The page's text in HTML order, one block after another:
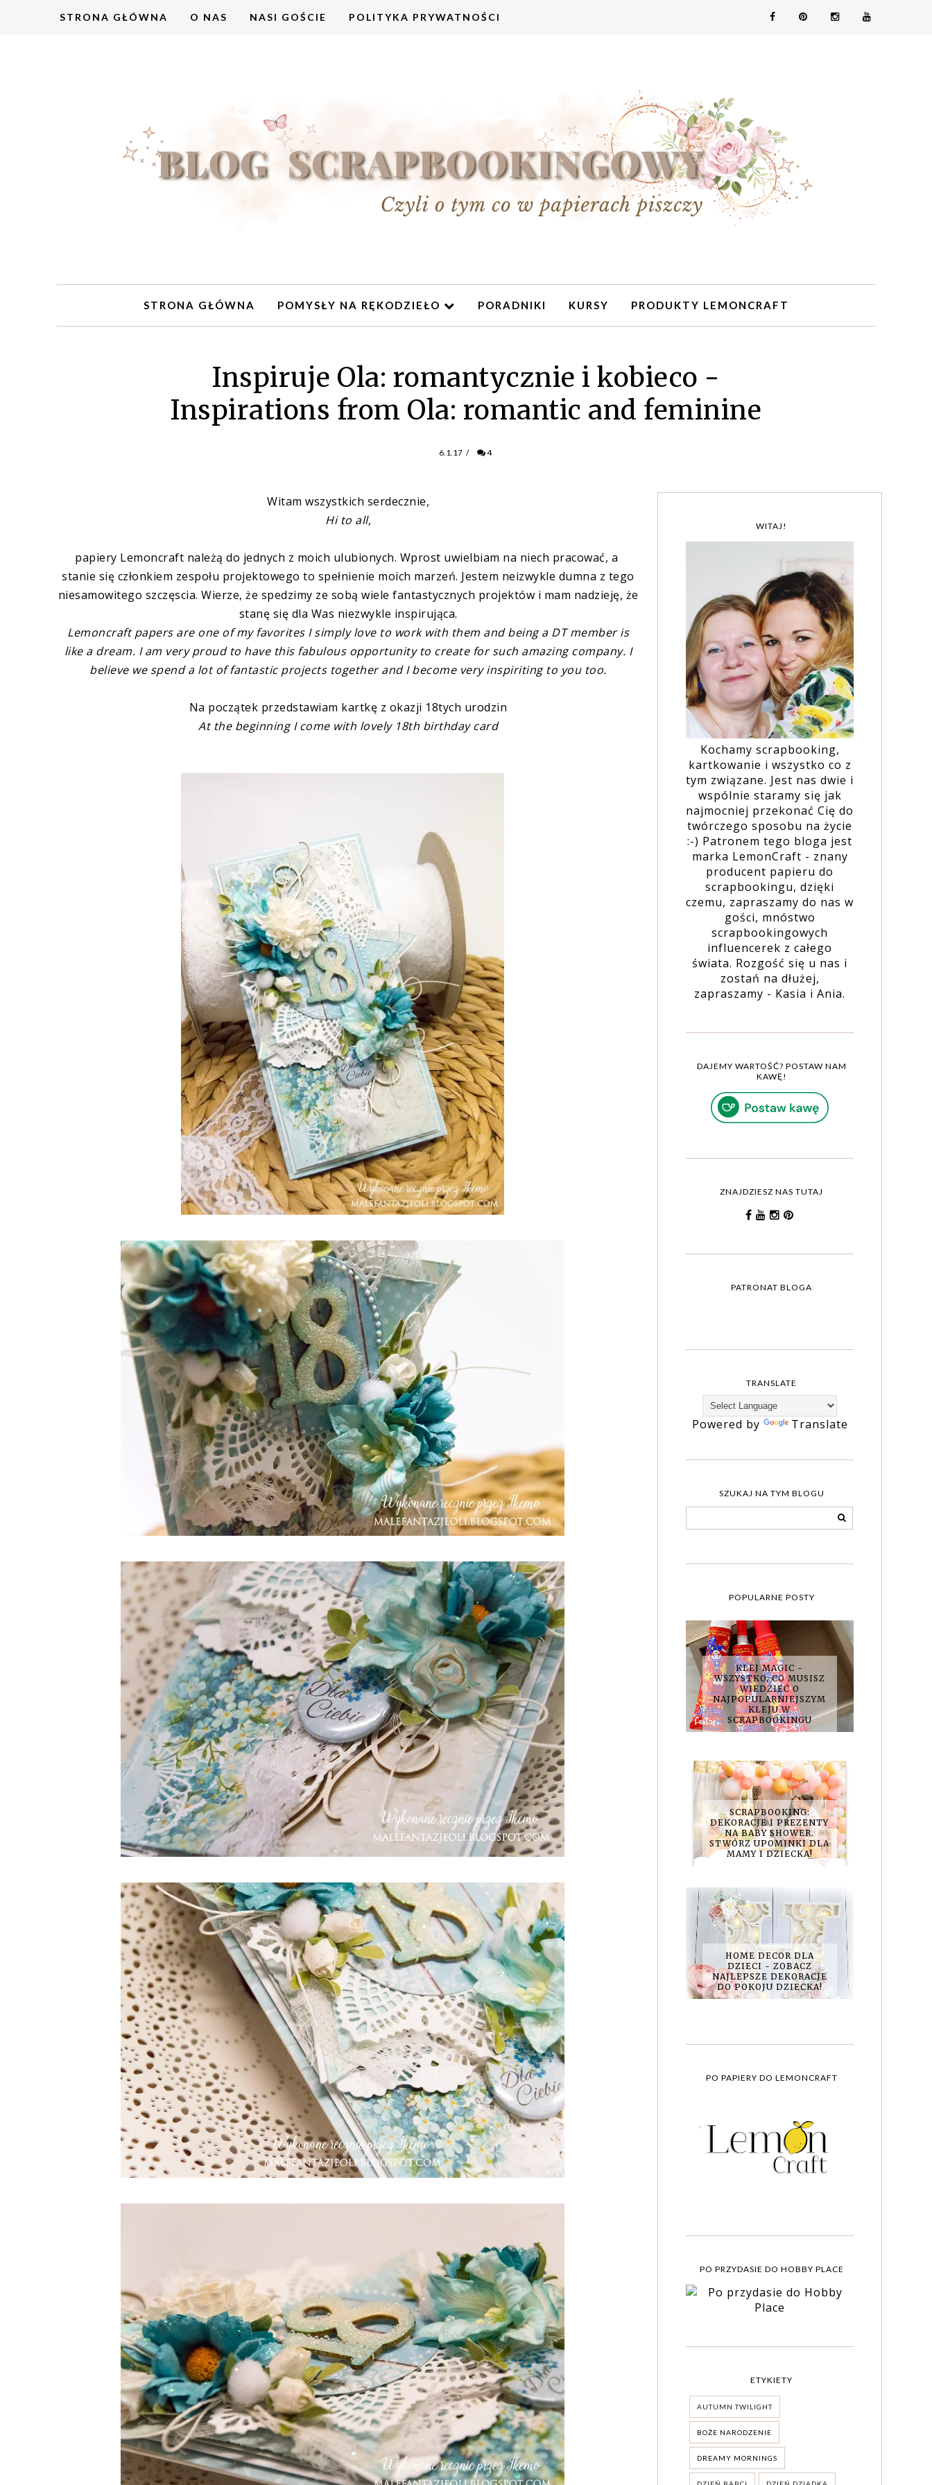
STRONA GŁÓWNA O NAS NASI GOŚCIE POLITYKA PRYWATNOŚCI
STRONA GŁÓWNA POMYSŁY NA RĘKODZIEŁO PORADNIKI KURSY PRODUKTY LEMONCRAFT
Inspiruje Ola: romantycznie i kobieco -
Inspirations from Ola: romantic and feminine
6.1.17 / 4
Witam wszystkich serdecznie,
Hi to all,
papiery Lemoncraft należą do jednych z moich ulubionych. Wprost uwielbiam na niech pracować, a
stanie się członkiem zespołu projektowego to spełnienie moich marzeń. Jestem neizwykle dumna z tego
niesamowitego szczęscia. Wierze, że spedzimy ze sobą wiele fantastycznych projektów i mam nadzieję, że
stanę się dla Was niezwykle inspirująca.
Lemoncraft papers are one of my favorites I simply love to work with them and being a DT member is
like a dream. I am very proud to have this fabulous opportunity to create for such amazing company. I
believe we spend a lot of fantastic projects together and I become very inspiriting to you too.
Na początek przedstawiam kartkę z okazji 18tych urodzin
At the beginning I come with lovely 18th birthday card
WITAJ!
Kochamy scrapbooking,
kartkowanie i wszystko co z
tym związane. Jest nas dwie i
wspólnie staramy się jak
najmocniej przekonać Cię do
twórczego sposobu na życie
:-) Patronem tego bloga jest
marka LemonCraft - znany
producent papieru do
scrapbookingu, dzięki
czemu, zapraszamy do nas w
gości, mnóstwo
scrapbookingowych
influencerek z całego
świata. Rozgość się u nas i
zostań na dłużej,
zapraszamy - Kasia i Ania.
DAJEMY WARTOŚĆ? POSTAW NAM
KAWĘ!
ZNAJDZIESZ NAS TUTAJ
PATRONAT BLOGA
TRANSLATE
Powered by Translate
SZUKAJ NA TYM BLOGU
POPULARNE POSTY
KLEJ MAGIC -
WSZYSTKO, CO MUSISZ
WIEDZIEĆ O
NAJPOPULARNIEJSZYM
KLEJU W
SCRAPBOOKINGU
SCRAPBOOKING:
DEKORACJE I PREZENTY
NA BABY SHOWER.
STWÓRZ UPOMINKI DLA
MAMY I DZIECKA!
HOME DECOR DLA
DZIECI - ZOBACZ
NAJLEPSZE DEKORACJE
DO POKOJU DZIECKA!
PO PAPIERY DO LEMONCRAFT
PO PRZYDASIE DO HOBBY PLACE
ETYKIETY
AUTUMN TWILIGHT
BOŻE NARODZENIE
DREAMY MORNINGS